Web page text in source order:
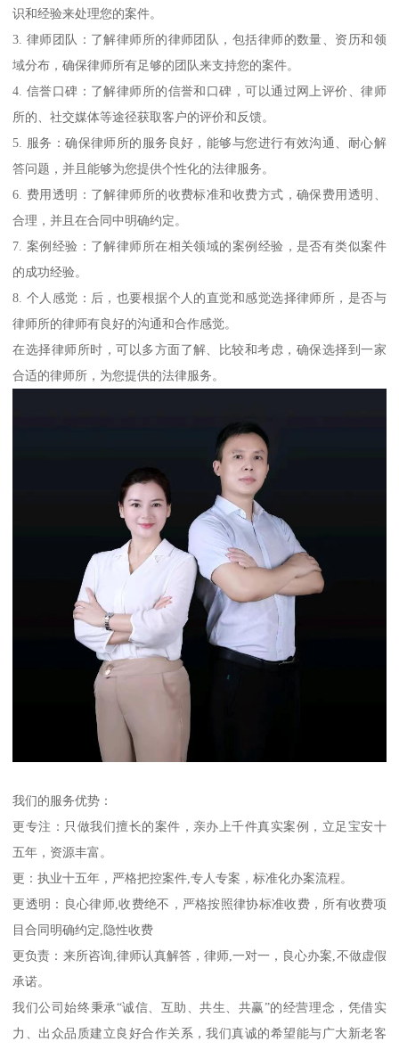
识和经验来处理您的案件。
3. 律师团队：了解律师所的律师团队，包括律师的数量、资历和领
域分布，确保律师所有足够的团队来支持您的案件。
4. 信誉口碑：了解律师所的信誉和口碑，可以通过网上评价、律师
所的、社交媒体等途径获取客户的评价和反馈。
5. 服务：确保律师所的服务良好，能够与您进行有效沟通、耐心解
答问题，并且能够为您提供个性化的法律服务。
6. 费用透明：了解律师所的收费标准和收费方式，确保费用透明、
合理，并且在合同中明确约定。
7. 案例经验：了解律师所在相关领域的案例经验，是否有类似案件
的成功经验。
8. 个人感觉：后，也要根据个人的直觉和感觉选择律师所，是否与
律师所的律师有良好的沟通和合作感觉。
在选择律师所时，可以多方面了解、比较和考虑，确保选择到一家
合适的律师所，为您提供的法律服务。
我们的服务优势：
更专注：只做我们擅长的案件，亲办上千件真实案例，立足宝安十
五年，资源丰富。
更：执业十五年，严格把控案件,专人专案，标准化办案流程。
更透明：良心律师,收费绝不，严格按照律协标准收费，所有收费项
目合同明确约定,隐性收费
更负责：来所咨询,律师认真解答，律师,一对一，良心办案,不做虚假
承诺。
我们公司始终秉承“诚信、互助、共生、共赢”的经营理念，凭借实
力、出众品质建立良好合作关系，我们真诚的希望能与广大新老客